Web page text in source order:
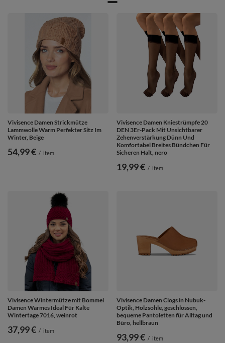
Herbsttage sowie typische Winterhüte (Hut, Mütze, Beanie) mit einer
warmen Eroberung, um winterliche Temperaturen, Schnee oder Wind zu
überstehen. Das in dem Untersichten unseren Mützen verwendete Vlies
ist mit einer speziellen Beschichtung versehen, die die elektrisierende
Wirkung der Haare reduziert.Für verschiedene Modelle finden Sie
passendes Zubehör (wie Schals und Loopschals).
Vivisence Damen Strickmütze
Lammwolle Warm Perfekter Sitz Im
Winter, Beige
54,99 € / item
Vivisence Damen Kniestrümpfe 20
DEN 3Er-Pack Mit Unsichtbarer
Zehenverstärkung Dünn Und
Komfortabel Breites Bündchen Für
Sicheren Halt, nero
19,99 € / item
Vivisence Wintermütze mit Bommel
Damen Warmes Ideal Für Kalte
Wintertage 7016, weinrot
37,99 € / item
Vivisence Damen Clogs in Nubuk-
Optik, Holzsohle, geschlossen,
bequeme Pantoletten für Alltag und
Büro, hellbraun
93,99 € / item